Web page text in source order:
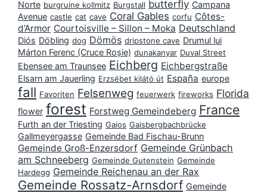
Norte burgruine kollmitz Burgstall butterfly Campana
Avenue castle cat cave Coral Gables corfu Côtes-
d’Armor Courtoisville – Sillon – Moka Deutschland
Diós Döbling dog Dömös dripstone cave Drumul lui
Márton Ferenc (Cruce Roșie) dunakanyar Duval Street
Ebensee am Traunsee Eichberg Eichbergstraße
Elsarn am Jauerling Erzsébet kilátó út España europe
fall Favoriten Felsenweg feuerwerk fireworks Florida
flower forest Forstweg Gemeindeberg France
Furth an der Triesting Gaios Gaisbergbachbrücke
Gallmeyergasse Gemeinde Bad Fischau-Brunn
Gemeinde Groß-Enzersdorf Gemeinde Grünbach
am Schneeberg Gemeinde Gutenstein Gemeinde
Hardegg Gemeinde Reichenau an der Rax
Gemeinde Rossatz-Arnsdorf Gemeinde